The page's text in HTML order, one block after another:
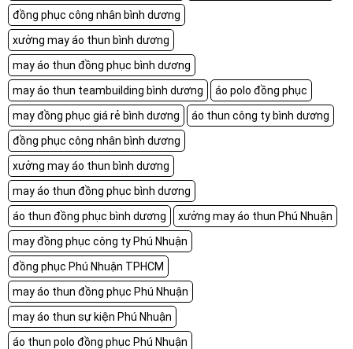
đồng phục công nhân bình dương
xưởng may áo thun bình dương
may áo thun đồng phục bình dương
may áo thun teambuilding bình dương
áo polo đồng phục
may đồng phục giá rẻ bình dương
áo thun công ty bình dương
đồng phục công nhân bình dương
xưởng may áo thun bình dương
may áo thun đồng phục bình dương
áo thun đồng phục bình dương
xưởng may áo thun Phú Nhuận
may đồng phục công ty Phú Nhuận
đồng phục Phú Nhuận TPHCM
may áo thun đồng phục Phú Nhuận
may áo thun sự kiện Phú Nhuận
áo thun polo đồng phục Phú Nhuận